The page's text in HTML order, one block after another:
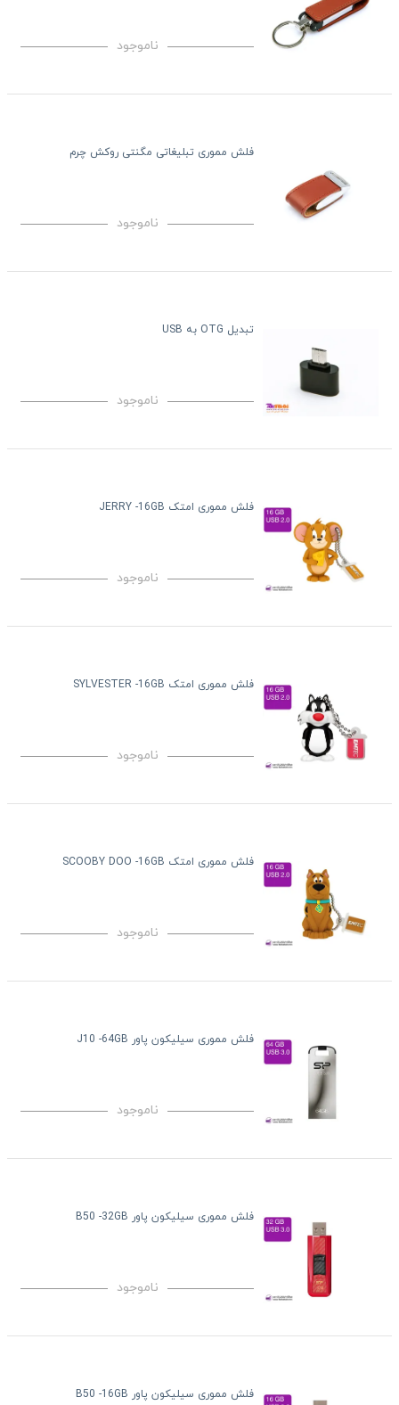
ناموجود
فلش مموری تبلیغاتی مگنتی روکش چرم
ناموجود
تبدیل OTG به USB
ناموجود
فلش مموری امتک JERRY -16GB
ناموجود
فلش مموری امتک SYLVESTER -16GB
ناموجود
فلش مموری امتک SCOOBY DOO -16GB
ناموجود
فلش مموری سیلیکون پاور J10 -64GB
ناموجود
فلش مموری سیلیکون پاور B50 -32GB
ناموجود
فلش مموری سیلیکون پاور B50 -16GB